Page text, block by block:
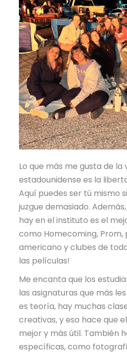
Lo que más me gusta de la
estadounidense es la
Aquí puedes ser tú mismo
juzgue demasiado.
hay en el instituto es el
como Homecoming,
americano y clubes de
las películas!
Me encanta que los
las asignaturas que más
es teoría, hay muchas
creativas, y eso hace que
mejor y más útil. También
específicas, como